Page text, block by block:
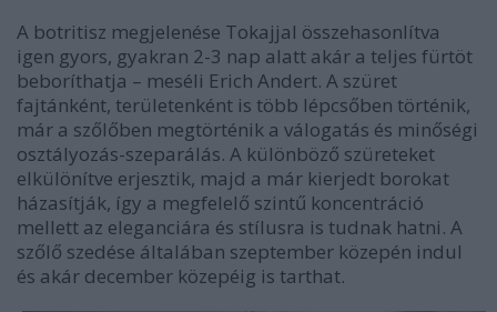
A botritisz megjelenése Tokajjal összehasonlítva
igen gyors, gyakran 2-3 nap alatt akár a teljes fürtöt
beboríthatja – meséli Erich Andert. A szüret
fajtánként, területenként is több lépcsőben történik,
már a szőlőben megtörténik a válogatás és minőségi
osztályozás-szeparálás. A különböző szüreteket
elkülönítve erjesztik, majd a már kierjedt borokat
házasítják, így a megfelelő szintű koncentráció
mellett az eleganciára és stílusra is tudnak hatni. A
szőlő szedése általában szeptember közepén indul
és akár december közepéig is tarthat.